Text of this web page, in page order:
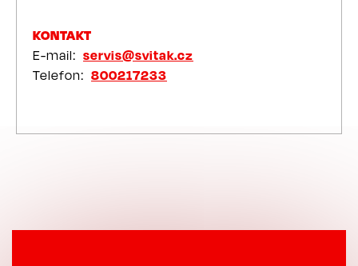
KONTAKT
E-mail
servis@svitak.cz
Telefon
800217233